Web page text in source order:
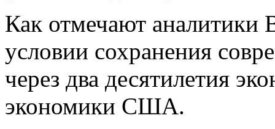
Как отмечают
условии сохранения
через два десятилетия
экономики США.